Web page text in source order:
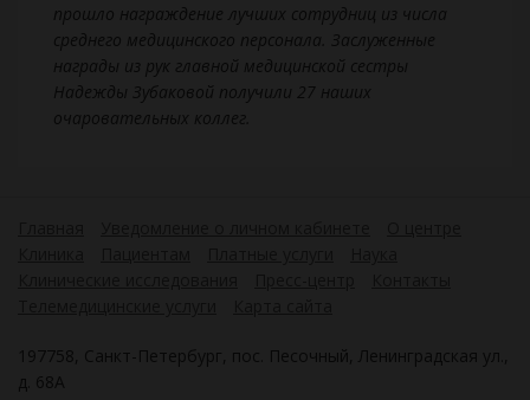
прошло награждение лучших сотрудниц из числа
среднего медицинского персонала. Заслуженные
награды из рук главной медицинской сестры
Надежды Зубаковой получили 27 наших
очаровательных коллег.
197758, Санкт-Петербург, пос. Песочный, Ленинградская ул.,
д. 68А